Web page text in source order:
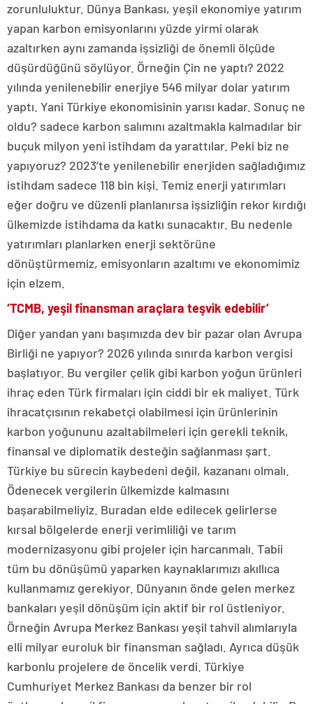
zorunluluktur. Dünya Bankası, yeşil ekonomiye yatırım
yapan karbon emisyonlarını yüzde yirmi olarak
azaltırken aynı zamanda işsizliği de önemli ölçüde
düşürdüğünü söylüyor. Örneğin Çin ne yaptı? 2022
yılında yenilenebilir enerjiye 546 milyar dolar yatırım
yaptı. Yani Türkiye ekonomisinin yarısı kadar. Sonuç ne
oldu? sadece karbon salımını azaltmakla kalmadılar bir
buçuk milyon yeni istihdam da yarattılar. Peki biz ne
yapıyoruz? 2023’te yenilenebilir enerjiden sağladığımız
istihdam sadece 118 bin kişi. Temiz enerji yatırımları
eğer doğru ve düzenli planlanırsa işsizliğin rekor kırdığı
ülkemizde istihdama da katkı sunacaktır. Bu nedenle
yatırımları planlarken enerji sektörüne
dönüştürmemiz, emisyonların azaltımı ve ekonomimiz
için elzem.
‘TCMB, yeşil finansman araçlara teşvik edebilir’
Diğer yandan yanı başımızda dev bir pazar olan Avrupa
Birliği ne yapıyor? 2026 yılında sınırda karbon vergisi
başlatıyor. Bu vergiler çelik gibi karbon yoğun ürünleri
ihraç eden Türk firmaları için ciddi bir ek maliyet. Türk
ihracatçısının rekabetçi olabilmesi için ürünlerinin
karbon yoğununu azaltabilmeleri için gerekli teknik,
finansal ve diplomatik desteğin sağlanması şart.
Türkiye bu sürecin kaybedeni değil, kazananı olmalı.
Ödenecek vergilerin ülkemizde kalmasını
başarabilmeliyiz. Buradan elde edilecek gelirlerse
kırsal bölgelerde enerji verimliliği ve tarım
modernizasyonu gibi projeler için harcanmalı. Tabii
tüm bu dönüşümü yaparken kaynaklarımızı akıllıca
kullanmamız gerekiyor. Dünyanın önde gelen merkez
bankaları yeşil dönüşüm için aktif bir rol üstleniyor.
Örneğin Avrupa Merkez Bankası yeşil tahvil alımlarıyla
elli milyar euroluk bir finansman sağladı. Ayrıca düşük
karbonlu projelere de öncelik verdi. Türkiye
Cumhuriyet Merkez Bankası da benzer bir rol